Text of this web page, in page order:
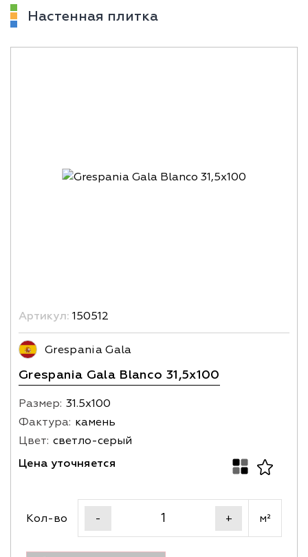
Настенная плитка
Артикул: 150512
Grespania Gala
Grespania Gala Blanco 31,5x100
Размер: 31.5х100
Фактура: камень
Цвет: светло-серый
Цена уточняется
Кол-во - + м²